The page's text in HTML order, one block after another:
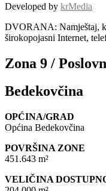
Developed by krMedia
DVORANA: Namještaj,
širokopojasni Internet,
Zona 9 /
Bedekovčina
OPĆINA/GRAD
Općina Bedekovčina
POVRŠINA ZONE
451.643 m²
VELIČINA